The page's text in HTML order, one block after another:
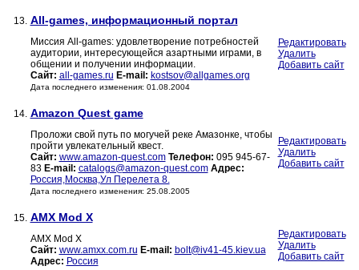
13. All-games, информационный портал
Миссия All-games: удовлетворение потребностей
аудитории, интересующейся азартными играми, в
общении и получении информации.
Сайт: all-games.ru E-mail: kostsov@allgames.org
Дата последнего изменения: 01.08.2004
Редактировать
Удалить
Добавить сайт
14. Amazon Quest game
Проложи свой путь по могучей реке Амазонке, чтобы
пройти увлекательный квест.
Сайт: www.amazon-quest.com Телефон: 095 945-67-
83 E-mail: catalogs@amazon-quest.com Адрес:
Россия,Москва,Ул Перелета 8.
Дата последнего изменения: 25.08.2005
Редактировать
Удалить
Добавить сайт
15. AMX Mod X
AMX Mod X
Сайт: www.amxx.com.ru E-mail: bolt@iv41-45.kiev.ua
Адрес: Россия
Редактировать
Удалить
Добавить сайт